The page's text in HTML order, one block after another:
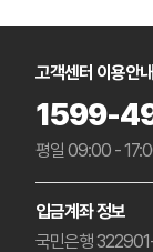
고객센터 이용안내
1599-
평일 09:00 -
입금계좌 정보
국민은행